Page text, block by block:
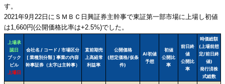
す。
2021年9月22日にＳＭＢＣ日興証券主幹事で東証第一部市場に上場し初値
は1,660円(公開価格比率は+2.5%)でした。
上場承
認日
ブック
ビル
上場日
会社名 / コード / 市場区分
[ 業種別分類 ] 事業の内容
幹事証券（太字は主幹事）
直前期売
上高経常
利益率
公開価格
(想定価格/仮条
件)
AI初値
予想
初値
公開比
率
前日終
値
公開比
率
時価総額
(上場前想
定/前日終
値)
発行済株
式総数